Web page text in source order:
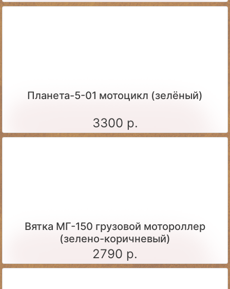
Планета-5-01 мотоцикл (зелёный)
3300 р.
Вятка МГ-150 грузовой мотороллер
(зелено-коричневый)
2790 р.